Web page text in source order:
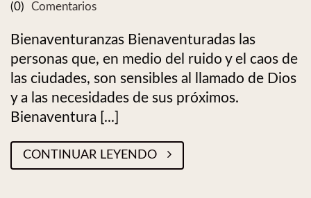
(0)
Comentarios
Bienaventuranzas Bienaventuradas las
personas que, en medio del ruido y el caos de
las ciudades, son sensibles al llamado de Dios
y a las necesidades de sus próximos.
Bienaventura [...]
CONTINUAR LEYENDO